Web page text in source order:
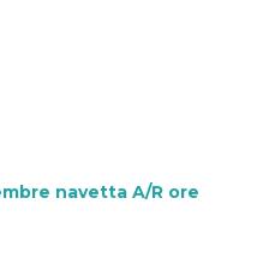
navetta A/R ore